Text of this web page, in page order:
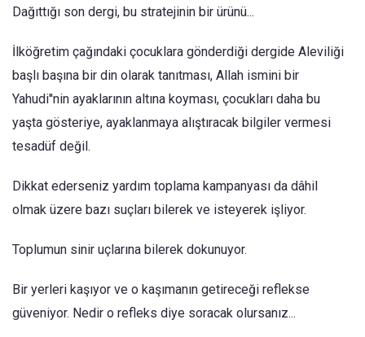
Dağıttığı son dergi, bu stratejinin bir ürünü...
İlköğretim çağındaki çocuklara gönderdiği dergide Aleviliği
başlı başına bir din olarak tanıtması, Allah ismini bir
Yahudi''nin ayaklarının altına koyması, çocukları daha bu
yaşta gösteriye, ayaklanmaya alıştıracak bilgiler vermesi
tesadüf değil.
Dikkat ederseniz yardım toplama kampanyası da dâhil
olmak üzere bazı suçları bilerek ve isteyerek işliyor.
Toplumun sinir uçlarına bilerek dokunuyor.
Bir yerleri kaşıyor ve o kaşımanın getireceği reflekse
güveniyor. Nedir o refleks diye soracak olursanız...